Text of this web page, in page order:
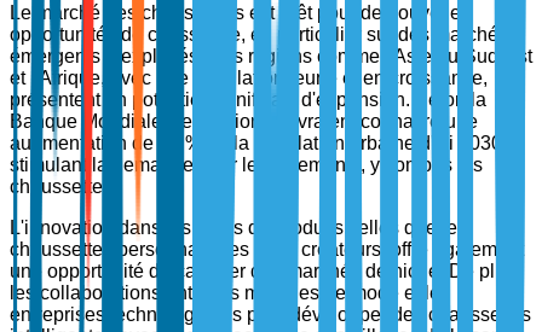
Le marché des chaussettes est prêt pour de nouvelles
opportunités de croissance, en particulier sur des marchés
émergents inexploités. Des régions comme l'Asie du Sud-Est
et l'Afrique, avec une population jeune et en croissance,
présentent un potentiel significatif d'expansion. Selon la
Banque Mondiale, ces régions devraient connaître une
augmentation de 20 % de la population urbaine d'ici 2030,
stimulant la demande pour les vêtements, y compris les
chaussettes.
L'innovation dans les offres de produits, telles que les
chaussettes personnalisées et de créateurs, offre également
une opportunité de capturer des marchés de niche. De plus,
les collaborations entre les marques de mode et les
entreprises technologiques pour développer des chaussettes